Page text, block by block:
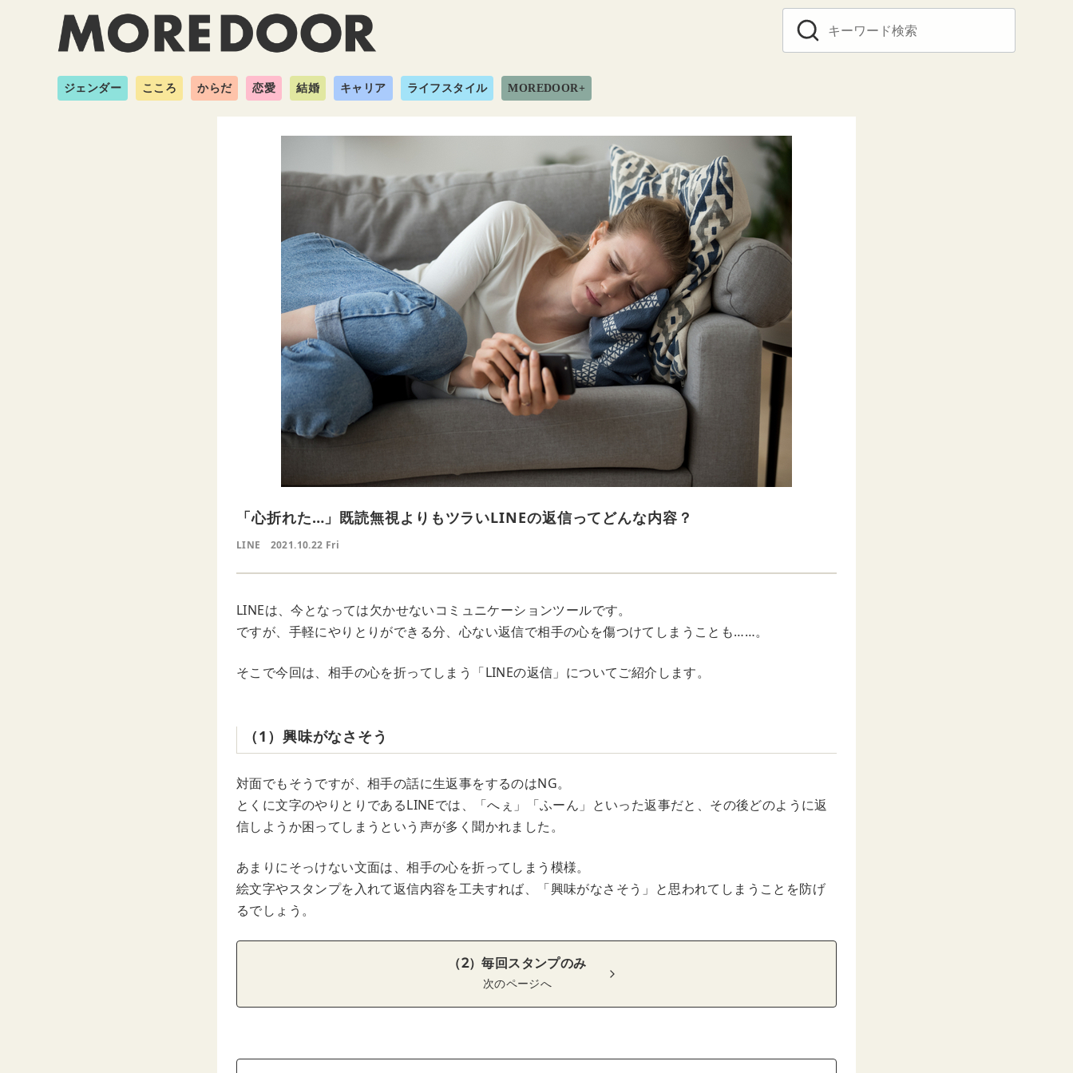
ジェンダー こころ からだ 恋愛 結婚 キャリア ライフスタイル MOREDOOR+
「心折れた…」既読無視よりもツラいLINEの返信ってどんな内容？
LINE 2021.10.22 Fri
LINEは、今となっては欠かせないコミュニケーションツールです。
ですが、手軽にやりとりができる分、心ない返信で相手の心を傷つけてしまうことも……。
そこで今回は、相手の心を折ってしまう「LINEの返信」についてご紹介します。
（1）興味がなさそう
対面でもそうですが、相手の話に生返事をするのはNG。
とくに文字のやりとりであるLINEでは、「へぇ」「ふーん」といった返事だと、その後どのように返
信しようか困ってしまうという声が多く聞かれました。
あまりにそっけない文面は、相手の心を折ってしまう模様。
絵文字やスタンプを入れて返信内容を工夫すれば、「興味がなさそう」と思われてしまうことを防げ
るでしょう。
（2）毎回スタンプのみ
次のページへ